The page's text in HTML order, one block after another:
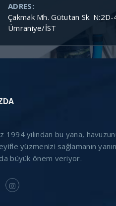
ADRES:
Çakmak Mh. Gütutan Sk. N:2D-
Ümraniye/İST
1994 yılından bu yana,
yüzmenizi sağlamanın
büyük önem veriyor.